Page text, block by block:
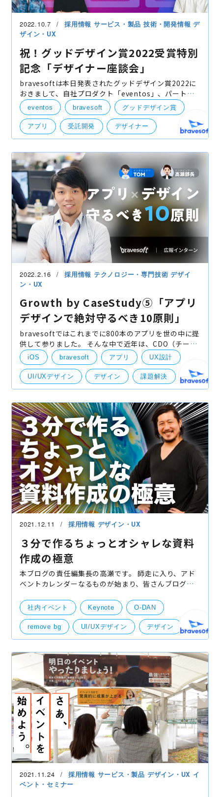
2022.10.7 採用情報 サービス・製品技術・開発情報デ
ザイン・UX
祝！グッドデザイン賞2022受賞特別
記念「デザイナー座談会」
bravesoftは本日発表されたグッドデザイン賞2022に
おきまして、自社プロダクト「eventos」、パートナ
ープロダクト「StudyCast」「AI StLike」（共にベネ
ッセコーポレーション株式会社）の３部門にて受賞い
たしました
eventos bravesoft グッドデザイン賞
アプリ 受託開発 デザイナー
2022.2.16 採用情報 テクノロジー・専門技術デザイ
ン・UX
Growth by CaseStudy⑤「アプリ
デザインで絶対守るべき10原則」
bravesoftではこれまでに800本のアプリを世の中に提
供して参りました。 そんな中で近年は、CDO（チーフ
デザインオフィサー）に青木が就任したり、
GoodDesign賞を受賞したり、開発だけではなくデザ
インもできる開発会
iOS bravesoft アプリ UX設計
UI/UXデザイン デザイン 課題解決
UI・UXデザイン
2021.12.11 採用情報 デザイン・UX
３分で作るちょっとオシャレな資料
作成の極意
本ブログの責任編集長の高瀬です。 師走に入り、アド
ベントカレンダーなるものが始まり、皆さんブログを
ダー期間以前も書きまくっていた僕も、こうしてアド
ベン
社内イベント Keynote O-DAN
remove bg UI/UXデザイン デザイン
UI・UXデザイン
2021.11.24 採用情報 サービス・製品 デザイン・UX イ
ベント・セミナー